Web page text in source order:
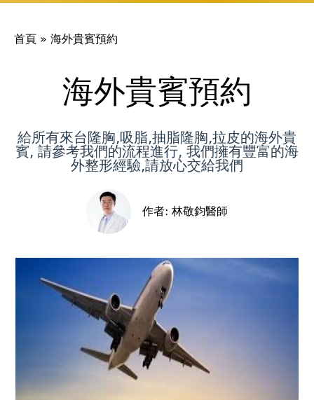
您首頁 » 海外貴賓預約
海外貴賓預約
給所有來台隆胸,吸脂,抽脂隆胸,拉皮的海外貴
賓, 請參考我們的流程進行, 我們擁有豐富的海
外整形經驗,請放心交給我們
作者: 林敬鈞醫師